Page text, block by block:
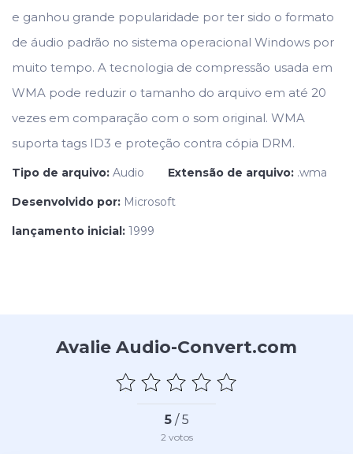
e ganhou grande popularidade por ter sido o formato
de áudio padrão no sistema operacional Windows por
muito tempo. A tecnologia de compressão usada em
WMA pode reduzir o tamanho do arquivo em até 20
vezes em comparação com o som original. WMA
suporta tags ID3 e proteção contra cópia DRM.
Tipo de arquivo: Audio Extensão de arquivo: .wma
Desenvolvido por: Microsoft
lançamento inicial: 1999
Avalie Audio-Convert.com
5/ 5
2votos